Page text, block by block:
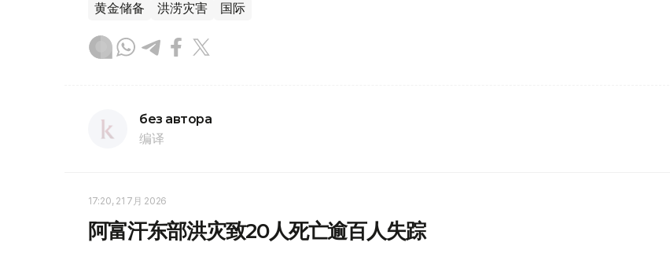
黄金储备 洪涝灾害 国际
без автора
编译
17:20, 21 7月 2026
阿富汗东部洪灾致20人死亡逾百人失踪